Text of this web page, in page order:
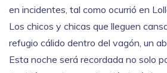
en incidentes, tal como ocurrió en
Los chicos y chicas que lleguen
refugio cálido dentro del vagón, un
Esta noche será recordada no solo